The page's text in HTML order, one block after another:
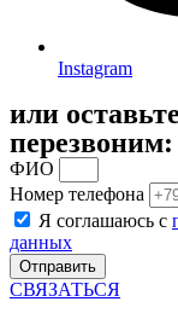
Instagram
или
перезвоним:
ФИО
Номер телефона
Я соглашаюсь с
данных
Отправить
СВЯЗАТЬСЯ